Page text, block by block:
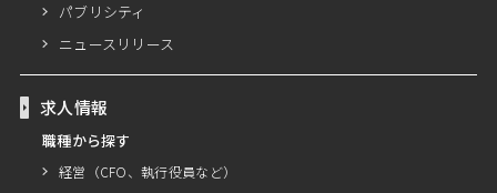
パブリシティ
ニュースリリース
求人情報
職種から探す
経営（CFO、執行役員など）